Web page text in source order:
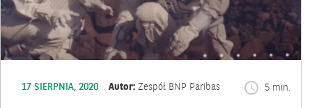
17 SIERPNIA, 2020 Autor: Zespół BNP Paribas 5 min.